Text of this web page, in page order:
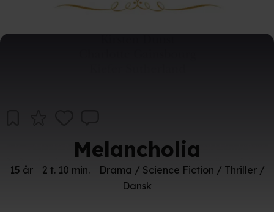
Melancholia
15 år 2 t. 10 min.
Drama / Science Fiction / Thriller /
Dansk